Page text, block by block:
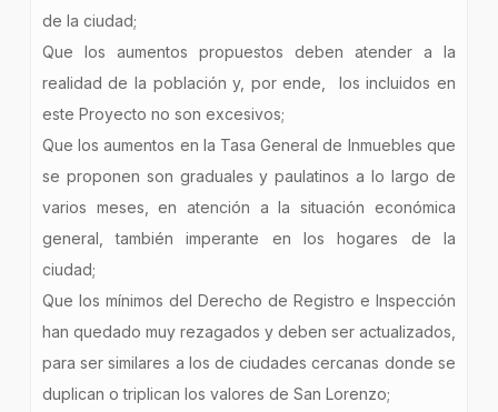
de la ciudad;
Que los aumentos propuestos deben atender a la
realidad de la población y, por ende, los incluidos en
este Proyecto no son excesivos;
Que los aumentos en la Tasa General de Inmuebles que
se proponen son graduales y paulatinos a lo largo de
varios meses, en atención a la situación económica
general, también imperante en los hogares de la
ciudad;
Que los mínimos del Derecho de Registro e Inspección
han quedado muy rezagados y deben ser actualizados,
para ser similares a los de ciudades cercanas donde se
duplican o triplican los valores de San Lorenzo;